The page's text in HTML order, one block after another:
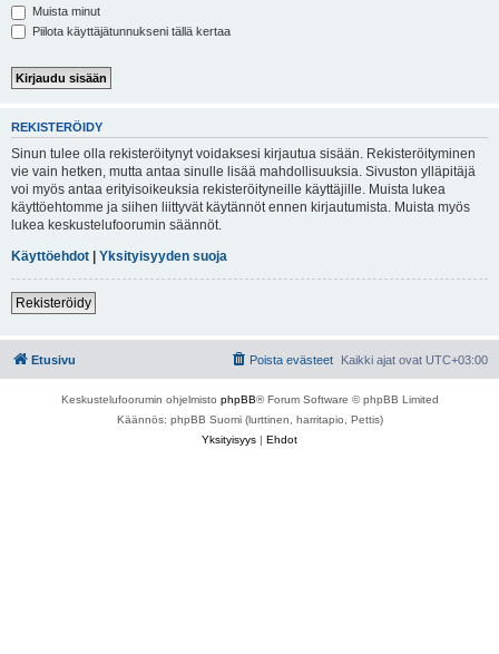
Muista minut
Piilota käyttäjätunnukseni tällä kertaa
REKISTERÖIDY
Sinun tulee olla rekisteröitynyt voidaksesi kirjautua sisään. Rekisteröityminen
vie vain hetken, mutta antaa sinulle lisää mahdollisuuksia. Sivuston ylläpitäjä
voi myös antaa erityisoikeuksia rekisteröityneille käyttäjille. Muista lukea
käyttöehtomme ja siihen liittyvät käytännöt ennen kirjautumista. Muista myös
lukea keskustelufoorumin säännöt.
Käyttöehdot | Yksityisyyden suoja
Rekisteröidy
Etusivu Kaikki ajat ovat UTC+03:00
Poista evästeet
Keskustelufoorumin ohjelmisto phpBB® Forum Software © phpBB Limited
Käännös: phpBB Suomi (lurttinen, harritapio, Pettis)
Yksityisyys | Ehdot